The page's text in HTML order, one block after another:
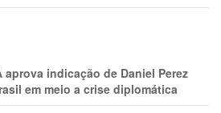
aprova indicação de Daniel Perez
em meio a crise diplomática